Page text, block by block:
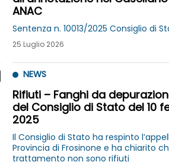
ANAC
Sentenza n. 10013/2025 Consiglio di
25 Luglio 2026
NEWS
Rifiuti – Fanghi da
del Consiglio di Stato del 10
2025
Il Consiglio di Stato ha respinto
Provincia di Frosinone e ha chiarito
trattamento non sono rifiuti